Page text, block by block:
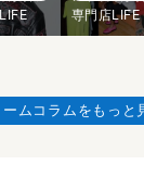
専門店LIFE
ムコラムをもっと